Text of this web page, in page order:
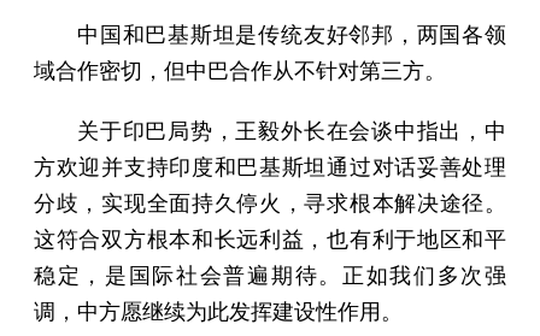
中国和巴基斯坦是传统友好邻邦，两国各领
域合作密切，但中巴合作从不针对第三方。
关于印巴局势，王毅外长在会谈中指出，中
方欢迎并支持印度和巴基斯坦通过对话妥善处理
分歧，实现全面持久停火，寻求根本解决途径。
这符合双方根本和长远利益，也有利于地区和平
稳定，是国际社会普遍期待。正如我们多次强
调，中方愿继续为此发挥建设性作用。